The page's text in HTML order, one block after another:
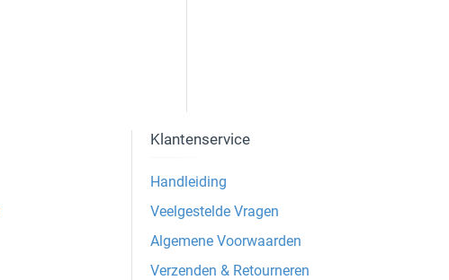
Klantenservice
Handleiding
Veelgestelde Vragen
Algemene Voorwaarden
Verzenden & Retourneren